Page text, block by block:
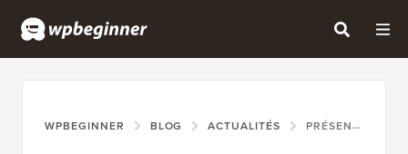
WPBEGINNER BLOG ACTUALITÉS PRÉSENTATION DE WPCHAT : VOTRE ASSISTANT DE CHAT EN DIRECT POUR WORDPRESS QUI CONVERTIT